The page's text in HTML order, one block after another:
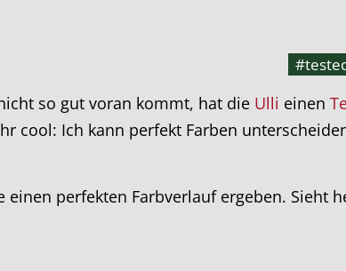
so gut voran kommt, hat die Ulli einen
cool: Ich kann perfekt Farben
perfekten Farbverlauf ergeben. Sieht